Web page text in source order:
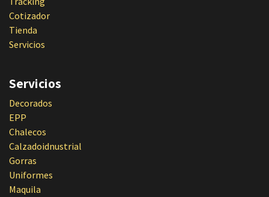
Cotizador
Tienda
Servicios
Servicios
Decorados
EPP
Chalecos
Calzadoidnustrial
Gorras
Uniformes
Maquila